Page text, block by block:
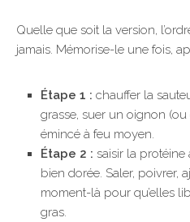
Quelle que soit la version,
jamais. Mémorise-le une fois,
Étape 1 : chauffer la
grasse, suer un oignon
émincé à feu moyen.
Étape 2 : saisir la protéine
bien dorée. Saler, poivrer,
moment-là pour qu’elles
gras.